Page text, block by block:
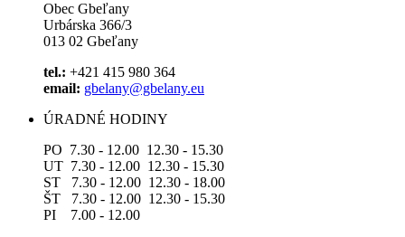
Obec Gbeľany
Urbárska 366/3
013 02 Gbeľany
tel.: +421 415 980 364
email: gbelany@gbelany.eu
ÚRADNÉ HODINY
PO 7.30 - 12.00 12.30 - 15.30
UT 7.30 - 12.00 12.30 - 15.30
ST 7.30 - 12.00 12.30 - 18.00
ŠT 7.30 - 12.00 12.30 - 15.30
PI 7.00 - 12.00